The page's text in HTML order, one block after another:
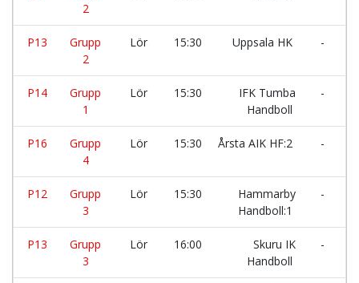
2
P13
Grupp
2
Lör 15:30 Uppsala HK -
P14
Grupp
1
Lör 15:30
IFK Tumba
Handboll
-
P16
Grupp
4
Lör 15:30 Årsta AIK HF:2 -
P12
Grupp
3
Lör 15:30
Hammarby
Handboll:1
-
P13
Grupp
3
Lör 16:00
Skuru IK
Handboll
-